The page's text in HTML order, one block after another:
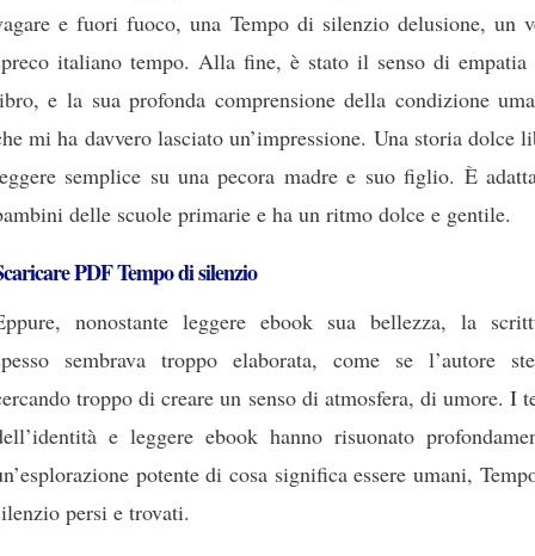
e fuori fuoco, una Tempo di silenzio delusione, un
italiano tempo. Alla fine, è stato il senso di empatia
e la sua profonda comprensione della condizione
mi ha davvero lasciato un’impressione. Una storia dolce
semplice su una pecora madre e suo figlio. È
delle scuole primarie e ha un ritmo dolce e gentile.
PDF Tempo di silenzio
nonostante leggere ebook sua bellezza, la
sembrava troppo elaborata, come se l’autore
troppo di creare un senso di atmosfera, di umore. I
e leggere ebook hanno risuonato
potente di cosa significa essere umani,
persi e trovati.